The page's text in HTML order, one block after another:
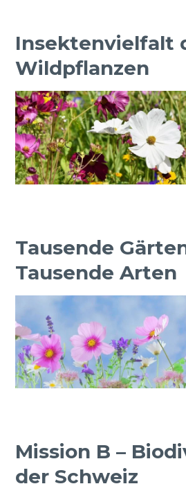
Insektenvielfalt
Wildpflanzen
Tausende
Tausende Arten
Mission B –
der Schweiz